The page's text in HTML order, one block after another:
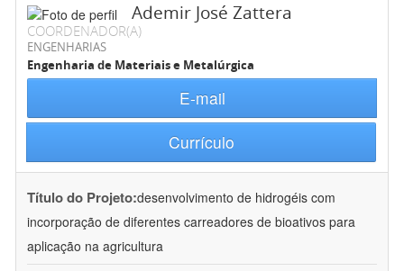
Ademir José Zattera
COORDENADOR(A)
ENGENHARIAS
Engenharia de Materiais e Metalúrgica
E-mail
Currículo
Título do Projeto:desenvolvimento de hidrogéis com
incorporação de diferentes carreadores de bioativos para
aplicação na agricultura